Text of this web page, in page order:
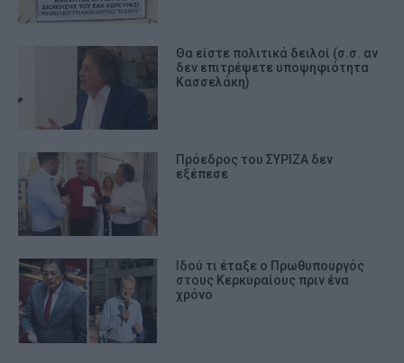
Θα είστε πολιτικά δειλοί (σ.σ. αν
δεν επιτρέψετε υποψηφιότητα
Κασσελάκη)
Πρόεδρος του ΣΥΡΙΖΑ δεν
εξέπεσε
Ιδού τι έταξε ο Πρωθυπουργός
στους Κερκυραίους πριν ένα
χρόνο